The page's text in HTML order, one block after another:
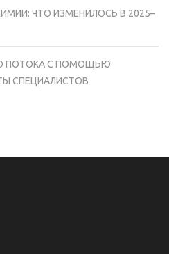
ЧТО ИЗМЕНИЛОСЬ В 2025–
ПОТОКА С ПОМОЩЬЮ
СПЕЦИАЛИСТОВ